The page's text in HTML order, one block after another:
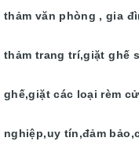
thảm văn phòng , gia
thảm trang trí,giặt ghế
ghế,giặt các loại rèm
nghiệp,uy tín,đảm